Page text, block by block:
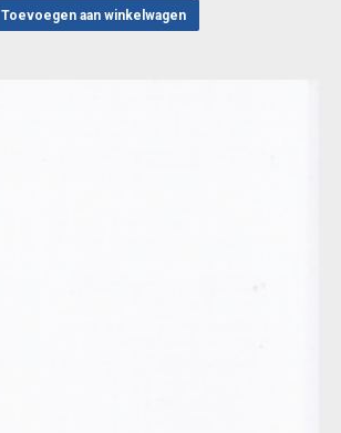
Toevoegen aan winkelwagen